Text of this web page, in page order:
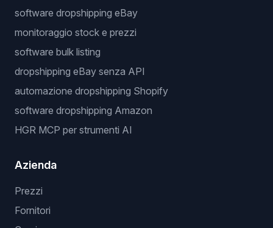
software dropshipping eBay
monitoraggio stock e prezzi
software bulk listing
dropshipping eBay senza API
automazione dropshipping Shopify
software dropshipping Amazon
HGR MCP per strumenti AI
Azienda
Prezzi
Fornitori